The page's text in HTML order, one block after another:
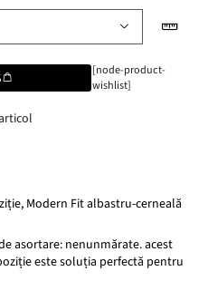
[node-product-
wishlist]
Modern Fit albastru-cerneală
asortare: nenunmărate. acest
este soluția perfectă pentru